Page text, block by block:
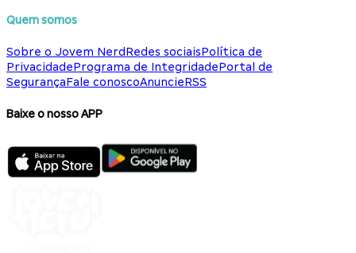
Quem somos
Sobre o Jovem NerdRedes sociaisPolítica de
PrivacidadePrograma de IntegridadePortal de
SegurançaFale conoscoAnuncieRSS
Baixe o nosso APP